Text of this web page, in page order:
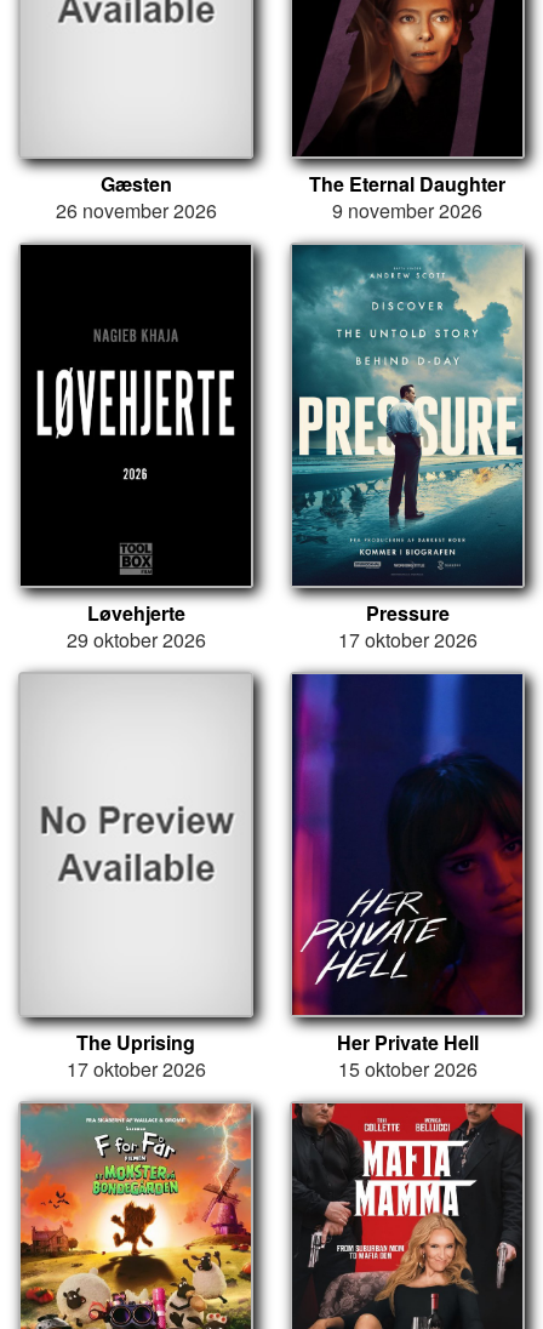
Gæsten
26 november 2026
The Eternal Daughter
9 november 2026
Løvehjerte
29 oktober 2026
Pressure
17 oktober 2026
The Uprising
17 oktober 2026
Her Private Hell
15 oktober 2026